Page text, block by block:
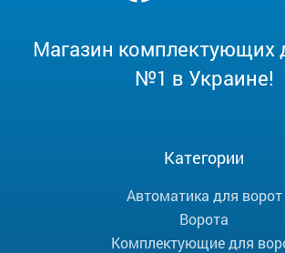
Магазин комплектующих
№1 в Украине!
Категории
Автоматика для ворот
Ворота
Комплектующие для